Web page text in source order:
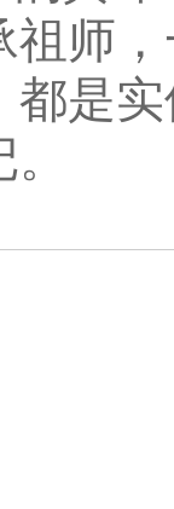
祖师
都是